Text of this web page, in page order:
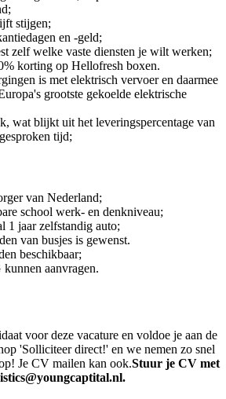
stijgen;
en -geld;
zelf welke vaste diensten je wilt werken;
korting op Hellofresh boxen.
is met elektrisch vervoer en daarmee
grootste gekoelde elektrische
wat blijkt uit het leveringspercentage van
tijd;
van Nederland;
school werk- en denkniveau;
1 jaar zelfstandig auto;
van busjes is gewenst.
beschikbaar;
aanvragen.
voor deze vacature en voldoe je aan de
'Solliciteer direct!' en we nemen zo snel
Je CV mailen kan ook.Stuur je CV met